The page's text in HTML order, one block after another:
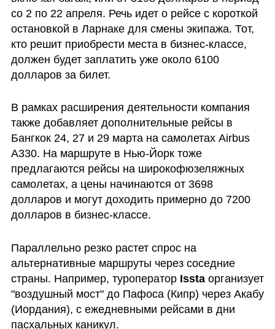
со 2 по 22 апреля. Речь идет о рейсе с короткой
остановкой в Ларнаке для смены экипажа. Тот,
кто решит приобрести места в бизнес-классе,
должен будет заплатить уже около 6100
долларов за билет.
В рамках расширения деятельности компания
также добавляет дополнительные рейсы в
Бангкок 24, 27 и 29 марта на самолетах Airbus
A330. На маршруте в Нью-Йорк тоже
предлагаются рейсы на широкофюзеляжных
самолетах, а цены начинаются от 3698
долларов и могут доходить примерно до 7200
долларов в бизнес-классе.
Параллельно резко растет спрос на
альтернативные маршруты через соседние
страны. Например, туроператор Issta организует
"воздушный мост" до Пафоса (Кипр) через Акабу
(Иордания), с ежедневными рейсами в дни
пасхальных каникул.